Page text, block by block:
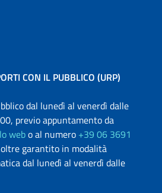
diplomatica
CON IL PUBBLICO (URP)
dal lunedì al venerdì dalle
previo appuntamento da
webo al numero +39 06 3691
garantito in modalità
dal lunedì al venerdì dalle